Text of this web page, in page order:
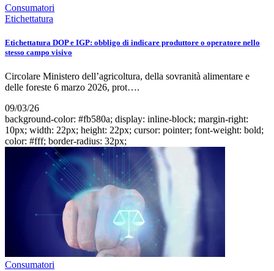
Consumatori
Etichettatura
Etichettatura DOP e IGP: obbligo di indicare produttore o operatore nello
stesso campo visivo
Circolare Ministero dell’agricoltura, della sovranità alimentare e
delle foreste 6 marzo 2026, prot….
09/03/26
background-color: #fb580a; display: inline-block; margin-right:
10px; width: 22px; height: 22px; cursor: pointer; font-weight: bold;
color: #fff; border-radius: 32px;
Consumatori